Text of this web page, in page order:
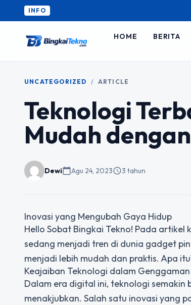
INFO
HOME BERITA
UNCATEGORIZED / ARTICLE
Teknologi
Mudah
Dewicalendar_todayAgu 24, 2023schedule3 tahun
Inovasi yang Mengubah Gaya Hidup
Hello Sobat Bingkai Tekno! Pada
sedang menjadi tren di dunia gadget
menjadi lebih mudah dan praktis. Apa
Keajaiban Teknologi dalam Genggaman
Dalam era digital ini, teknologi
menakjubkan. Salah satu inovasi yang